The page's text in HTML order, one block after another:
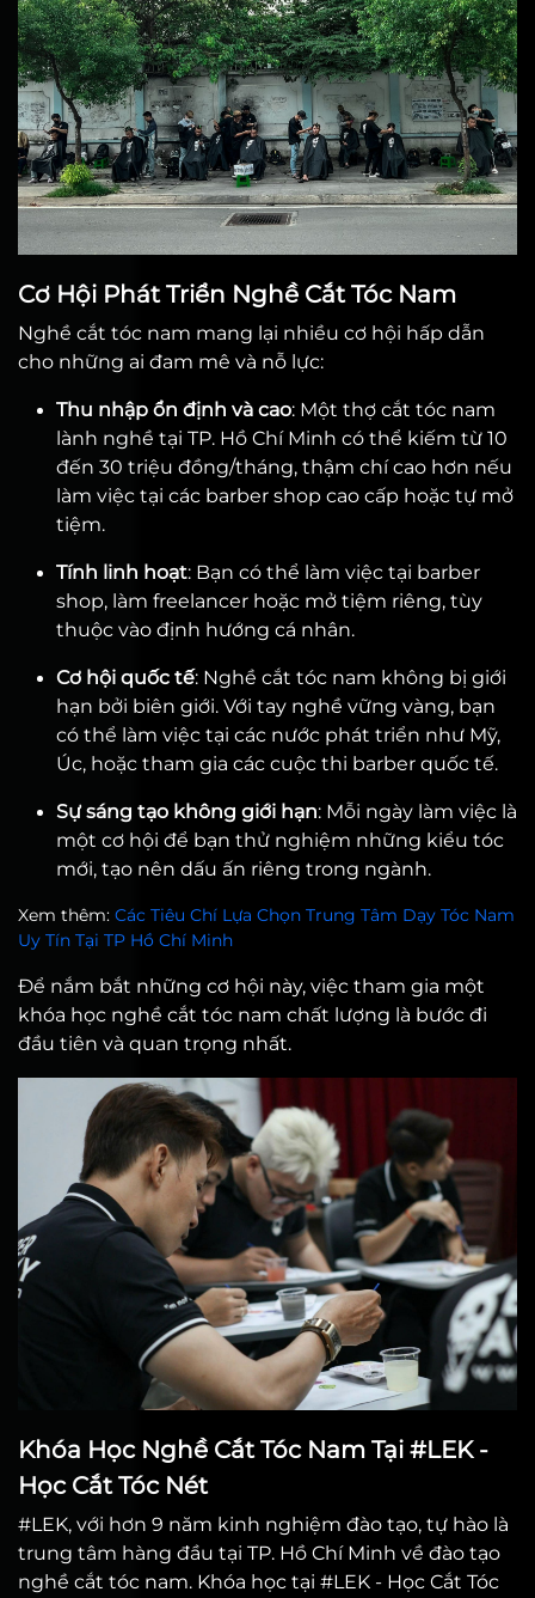
Cơ Hội Phát Triển Nghề Cắt Tóc Nam
Nghề cắt tóc nam mang lại nhiều cơ hội hấp dẫn
cho những ai đam mê và nỗ lực:
Thu nhập ổn định và cao: Một thợ cắt tóc nam
lành nghề tại TP. Hồ Chí Minh có thể kiếm từ 10
đến 30 triệu đồng/tháng, thậm chí cao hơn nếu
làm việc tại các barber shop cao cấp hoặc tự mở
tiệm.
Tính linh hoạt: Bạn có thể làm việc tại barber
shop, làm freelancer hoặc mở tiệm riêng, tùy
thuộc vào định hướng cá nhân.
Cơ hội quốc tế: Nghề cắt tóc nam không bị giới
hạn bởi biên giới. Với tay nghề vững vàng, bạn
có thể làm việc tại các nước phát triển như Mỹ,
Úc, hoặc tham gia các cuộc thi barber quốc tế.
Sự sáng tạo không giới hạn: Mỗi ngày làm việc là
một cơ hội để bạn thử nghiệm những kiểu tóc
mới, tạo nên dấu ấn riêng trong ngành.
Xem thêm: Các Tiêu Chí Lựa Chọn Trung Tâm Dạy Tóc Nam
Uy Tín Tại TP Hồ Chí Minh
Để nắm bắt những cơ hội này, việc tham gia một
khóa học nghề cắt tóc nam chất lượng là bước đi
đầu tiên và quan trọng nhất.
Khóa Học Nghề Cắt Tóc Nam Tại #LEK -
Học Cắt Tóc Nét
#LEK, với hơn 9 năm kinh nghiệm đào tạo, tự hào là
trung tâm hàng đầu tại TP. Hồ Chí Minh về đào tạo
nghề cắt tóc nam. Khóa học tại #LEK - Học Cắt Tóc